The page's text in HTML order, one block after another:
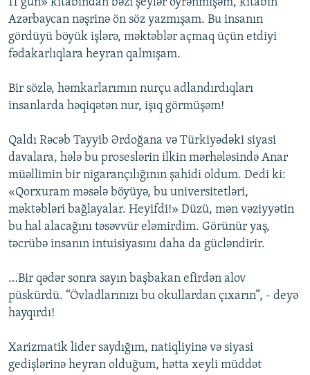
11 gün» kitabından bəzi şeylər öyrənmişəm, kitabın
Azərbaycan nəşrinə ön söz yazmışam. Bu insanın
gördüyü böyük işlərə, məktəblər açmaq üçün etdiyi
fədakarlıqlara heyran qalmışam.
Bir sözlə, həmkarlarımın nurçu adlandırdıqları
insanlarda həqiqətən nur, işıq görmüşəm!
Qaldı Rəcəb Tayyib Ərdoğana və Türkiyədəki siyasi
davalara, hələ bu proseslərin ilkin mərhələsində Anar
müəllimin bir nigarançılığının şahidi oldum. Dedi ki:
«Qorxuram məsələ böyüyə, bu universitetləri,
məktəbləri bağlayalar. Heyifdi!» Düzü, mən vəziyyətin
bu hal alacağını təsəvvür eləmirdim. Görünür yaş,
təcrübə insanın intuisiyasını daha da gücləndirir.
…Bir qədər sonra sayın başbakan efirdən alov
püskürdü. “Övladlarınızı bu okullardan çıxarın”, - deyə
hayqırdı!
Xarizmatik lider saydığım, natiqliyinə və siyasi
gedişlərinə heyran olduğum, hətta xeyli müddət